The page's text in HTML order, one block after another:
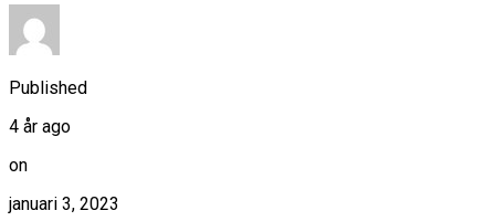
Published
4 år ago
on
januari 3, 2023